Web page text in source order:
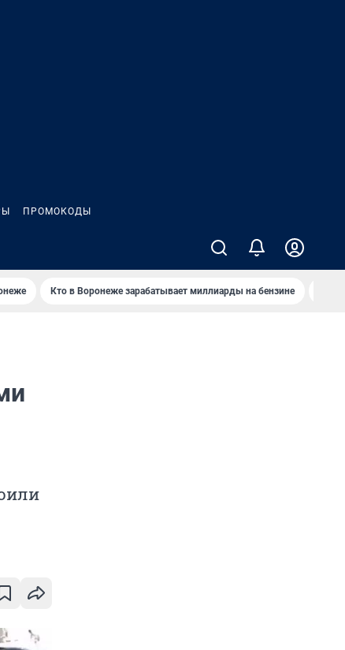
ПРОМОКОДЫ
Кто в Воронеже зарабатывает миллиарды на бензине